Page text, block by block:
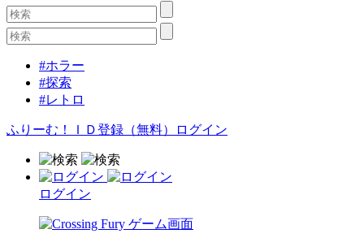
#ホラー
#探索
#レトロ
ふりーむ！ＩＤ登録（無料） ログイン
ログイン